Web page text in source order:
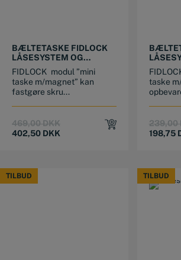
BÆLTETASKE FIDLOCK
LÅSESYSTEM OG
MAGNETPLADE TIL
SIKKER OPBEVARING AF
SKRUER, BITS, BOLTE
MV.
FIDLOCK modul ”mini
taske m/magnet” kan
fastgøre skru...
469,00DKKOriginal
402,50 DKK
Current
taske
239,00
198,75
TILBUD
TILBUD
TILBUD
TILBUD